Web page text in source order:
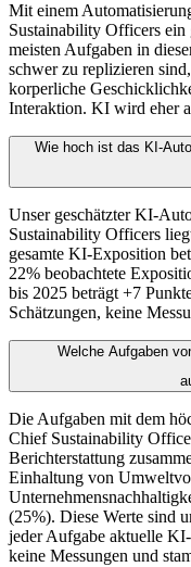
Mit einem
Sustainability Officers
meisten Aufgaben in
schwer zu replizieren
korperliche
Interaktion. KI wird eher
Wie hoch ist das KI-
Unser geschätzter KI-
Sustainability Officers
gesamte KI-Exposition
22% beobachtete
bis 2025 beträgt +7
Schätzungen, keine
Welche Aufgaben
Die Aufgaben mit dem
Chief Sustainability
Berichterstattung
Einhaltung von
(25%). Diese Werte sind
jeder Aufgabe aktuelle
keine Messungen und